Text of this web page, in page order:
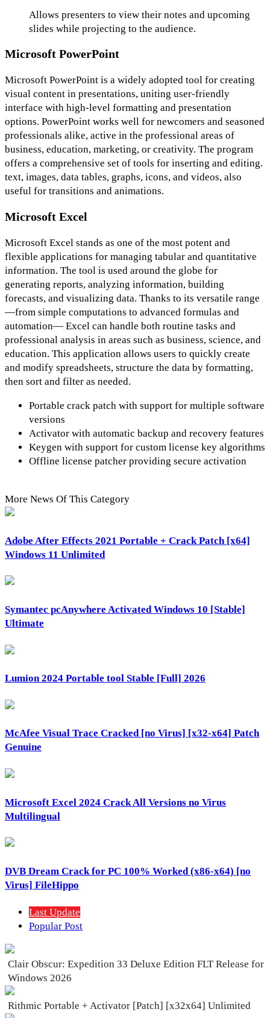
Allows presenters to view their notes and upcoming
slides while projecting to the audience.
Microsoft PowerPoint
Microsoft PowerPoint is a widely adopted tool for creating
visual content in presentations, uniting user-friendly
interface with high-level formatting and presentation
options. PowerPoint works well for newcomers and seasoned
professionals alike, active in the professional areas of
business, education, marketing, or creativity. The program
offers a comprehensive set of tools for inserting and editing.
text, images, data tables, graphs, icons, and videos, also
useful for transitions and animations.
Microsoft Excel
Microsoft Excel stands as one of the most potent and
flexible applications for managing tabular and quantitative
information. The tool is used around the globe for
generating reports, analyzing information, building
forecasts, and visualizing data. Thanks to its versatile range
—from simple computations to advanced formulas and
automation— Excel can handle both routine tasks and
professional analysis in areas such as business, science, and
education. This application allows users to quickly create
and modify spreadsheets, structure the data by formatting,
then sort and filter as needed.
Portable crack patch with support for multiple software
versions
Activator with automatic backup and recovery features
Keygen with support for custom license key algorithms
Offline license patcher providing secure activation
More News Of This Category
Adobe After Effects 2021 Portable + Crack Patch [x64]
Windows 11 Unlimited
Symantec pcAnywhere Activated Windows 10 [Stable]
Ultimate
Lumion 2024 Portable tool Stable [Full] 2026
McAfee Visual Trace Cracked [no Virus] [x32-x64] Patch
Genuine
Microsoft Excel 2024 Crack All Versions no Virus
Multilingual
DVB Dream Crack for PC 100% Worked (x86-x64) [no
Virus] FileHippo
Last Update
Popular Post
Clair Obscur: Expedition 33 Deluxe Edition FLT Release for
Windows 2026
Rithmic Portable + Activator [Patch] [x32x64] Unlimited